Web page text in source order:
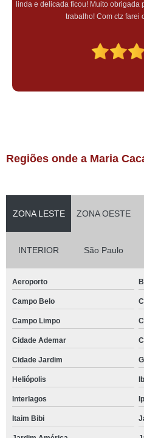
linda e delicada ficou! Muito
trabalho! Com ctz farei
Regiões onde a Maria
ZONA LESTE ZONA OESTE
INTERIOR São Paulo
Aeroporto
Campo Belo
Campo Limpo
Cidade Ademar
Cidade Jardim
Heliópolis
Interlagos
Itaim Bibi